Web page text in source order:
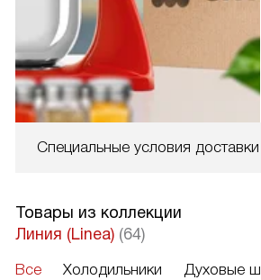
Специальные условия доставки
Товары из коллекции
Линия (Linea) (64)
Все Холодильники Духовые